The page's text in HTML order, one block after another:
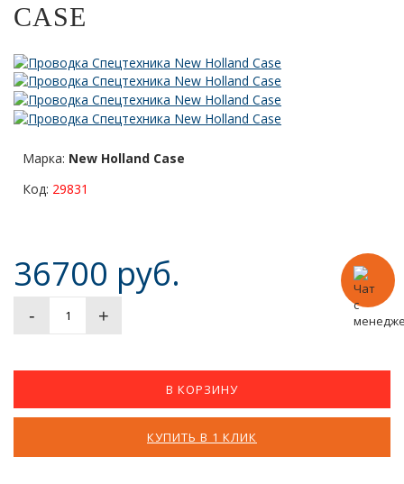
CASE
Марка: New Holland Case
Код: 29831
36700 руб.
- +
В КОРЗИНУ
КУПИТЬ В 1 КЛИК